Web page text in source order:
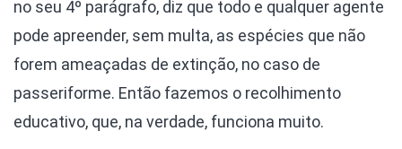
no seu 4º parágrafo, diz que todo e qualquer agente
pode apreender, sem multa, as espécies que não
forem ameaçadas de extinção, no caso de
passeriforme. Então fazemos o recolhimento
educativo, que, na verdade, funciona muito.